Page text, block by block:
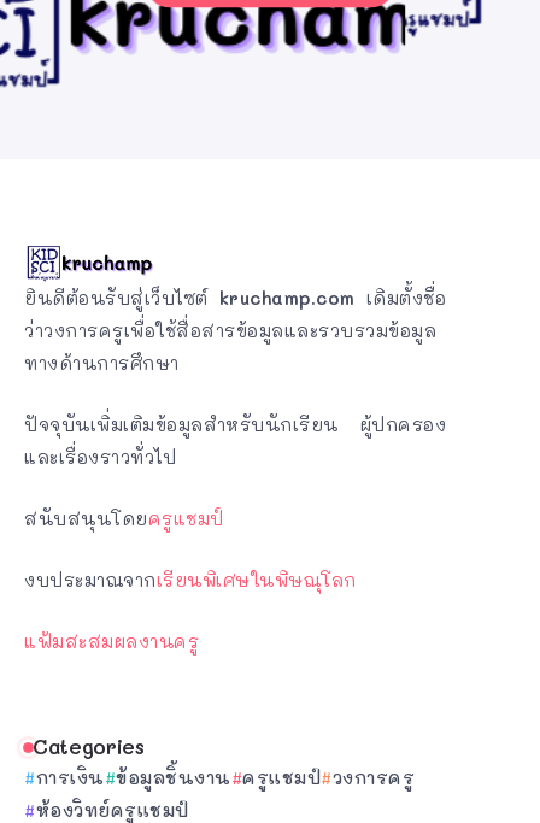
ยินดีต้อนรับสู่เว็บไซต์ kruchamp.com เดิมตั้งชื่อ
ว่าวงการครูเพื่อใช้สื่อสารข้อมูลและรวบรวมข้อมูล
ทางด้านการศึกษา
ปัจจุบันเพิ่มเติมข้อมูลสำหรับนักเรียน ผู้ปกครอง
และเรื่องราวทั่วไป
สนับสนุนโดยครูแชมป์
งบประมาณจากเรียนพิเศษในพิษณุโลก
แฟ้มสะสมผลงานครู
Categories
การเงิน ข้อมูลชิ้นงาน ครูแชมป์ วงการครู
ห้องวิทย์ครูแชมป์